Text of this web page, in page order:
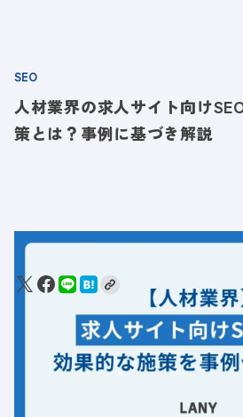
SEO
人材業界の求人サイト向け
策とは？事例に基づき解説